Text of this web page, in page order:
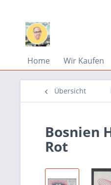
Home Wir Kaufen
Übersicht
Bosnien
Rot